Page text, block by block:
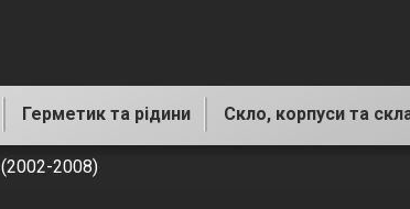
Герметик та рідини Скло, корпуси та
(2002-2008)